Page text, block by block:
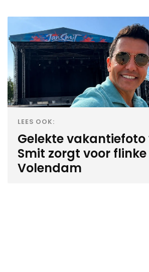
LEES OOK:
Gelekte
Smit zorgt voor
Volendam